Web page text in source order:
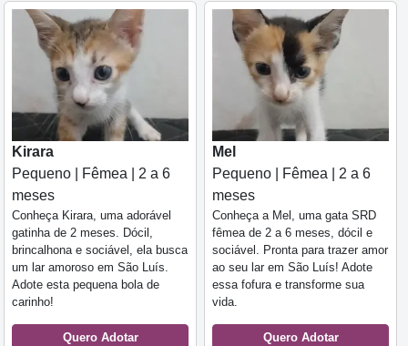
Kirara
Pequeno | Fêmea | 2 a 6
meses
Conheça Kirara, uma adorável
gatinha de 2 meses. Dócil,
brincalhona e sociável, ela busca
um lar amoroso em São Luís.
Adote esta pequena bola de
carinho!
Quero Adotar
Mel
Pequeno | Fêmea | 2 a 6
meses
Conheça a Mel, uma gata SRD
fêmea de 2 a 6 meses, dócil e
sociável. Pronta para trazer amor
ao seu lar em São Luís! Adote
essa fofura e transforme sua
vida.
Quero Adotar